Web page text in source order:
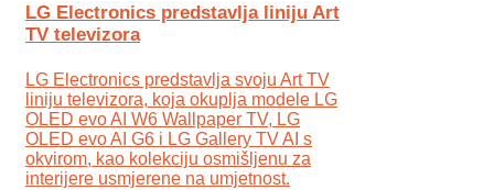
LG Electronics predstavlja liniju Art
TV televizora
LG Electronics predstavlja svoju Art TV
liniju televizora, koja okuplja modele LG
OLED evo AI W6 Wallpaper TV, LG
OLED evo AI G6 i LG Gallery TV AI s
okvirom, kao kolekciju osmišljenu za
interijere usmjerene na umjetnost.